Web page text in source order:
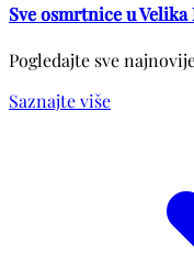
Sve osmrtnice u Velika
Pogledajte sve
Saznajte više